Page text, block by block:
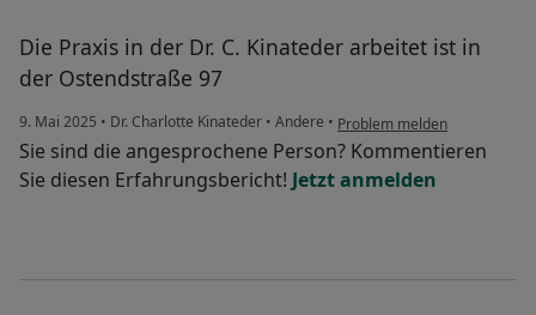
Die Praxis in der Dr. C. Kinateder arbeitet ist in
der Ostendstraße 97
9. Mai 2025 • Dr. Charlotte Kinateder • Andere • Problem melden
Sie sind die angesprochene Person? Kommentieren
Sie diesen Erfahrungsbericht! Jetzt anmelden